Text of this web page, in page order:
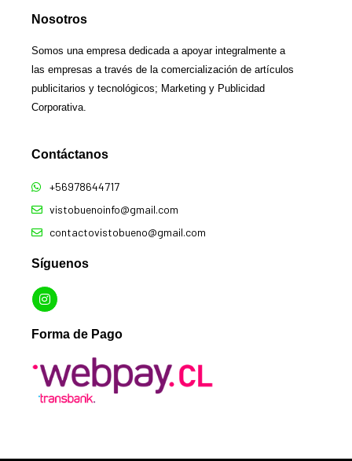
Nosotros
Somos una empresa dedicada a apoyar integralmente a
las empresas a través de la comercialización de artículos
publicitarios y tecnológicos; Marketing y Publicidad
Corporativa.
Contáctanos​
+56978644717
vistobuenoinfo@gmail.com
contactovistobueno@gmail.com
Síguenos
Forma de Pago